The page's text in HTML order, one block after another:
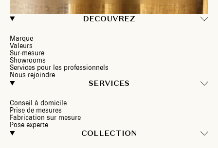
DECOUVREZ
Marque
Valeurs
Sur-mesure
Showrooms
Services pour les professionnels
Nous rejoindre
SERVICES
Conseil à domicile
Prise de mesures
Fabrication sur mesure
Pose experte
COLLECTION